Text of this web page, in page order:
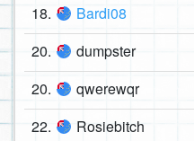
18. Bardi08
20. dumpster
20. qwerewqr
22. Rosiebitch